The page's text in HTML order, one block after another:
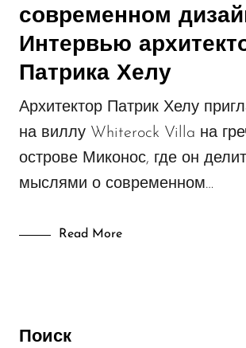
Новости компании
Полуавтоматические
Реализованные
Уличные биокамины
Электрокамины
современном
Интервью
Патрика Хелу
Архитектор Патрик Хелу
на виллу Whiterock Villa на
острове Миконос, где он
мыслями о современном…
Read More
Поиск